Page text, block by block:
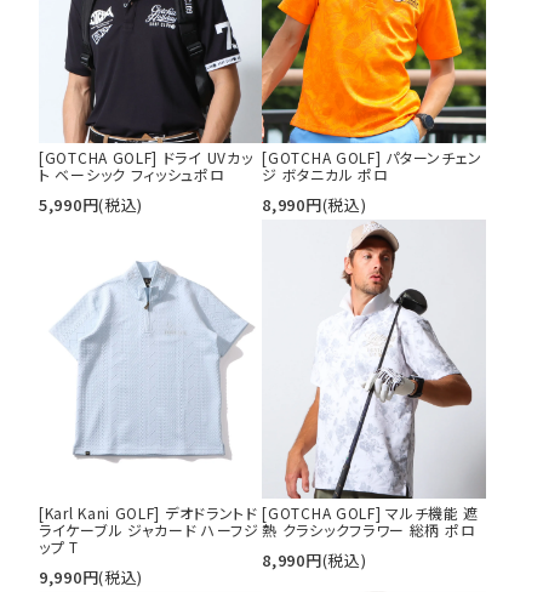
[GOTCHA GOLF] ドライ UVカッ
ト ベーシック フィッシュポロ
5,990円(税込)
[GOTCHA GOLF] パターンチェン
ジ ボタニカル ポロ
8,990円(税込)
[Karl Kani GOLF] デオドラントド
ライケーブル ジャカード ハーフジ
ップ T
9,990円(税込)
[GOTCHA GOLF] マルチ機能 遮
熱 クラシックフラワー 総柄 ポロ
8,990円(税込)